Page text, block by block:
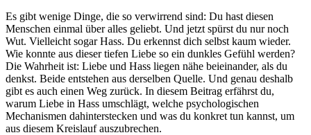
Es gibt wenige Dinge, die so verwirrend sind: Du hast diesen
Menschen einmal über alles geliebt. Und jetzt spürst du nur noch
Wut. Vielleicht sogar Hass. Du erkennst dich selbst kaum wieder.
Wie konnte aus dieser tiefen Liebe so ein dunkles Gefühl werden?
Die Wahrheit ist: Liebe und Hass liegen nähe beieinander, als du
denkst. Beide entstehen aus derselben Quelle. Und genau deshalb
gibt es auch einen Weg zurück. In diesem Beitrag erfährst du,
warum Liebe in Hass umschlägt, welche psychologischen
Mechanismen dahinterstecken und was du konkret tun kannst, um
aus diesem Kreislauf auszubrechen.